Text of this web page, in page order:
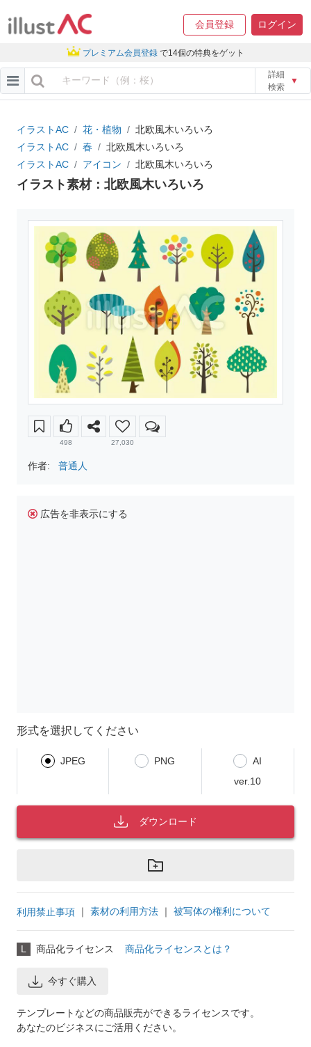
会員登録 ログイン
プレミアム会員登録 で14個の特典をゲット
詳細
検索
▼
イラストAC 花・植物
北欧風木いろいろ
イラストAC
春
北欧風木いろいろ
イラストAC
アイコン 北欧風木いろいろ
イラスト素材：北欧風木いろいろ
498 27,030
作者: 普通人
広告を非表示にする
形式を選択してください
JPEG PNG
AI
ver.10
ダウンロード
利用禁止事項 ｜ 素材の利用方法 ｜ 被写体の権利について
L 商品化ライセンス 商品化ライセンスとは？
今すぐ購入
テンプレートなどの商品販売ができるライセンスです。
あなたのビジネスにご活用ください。